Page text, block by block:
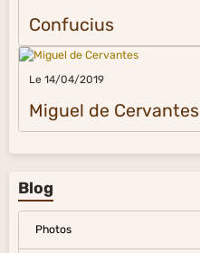
Confucius
Le 14/04/2019
Miguel de Cervantes
Blog
Photos